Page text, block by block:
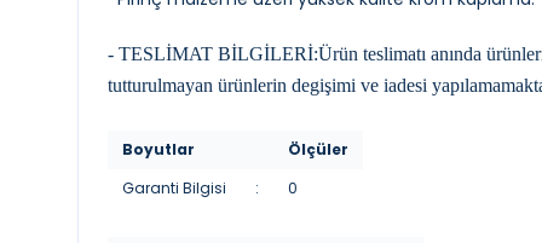
- TESLİMAT BİLGİLERİ:Ürün teslimatı anında ürünleri
tutturulmayan ürünlerin degişimi ve iadesi
Boyutlar
Ölçüler
Garanti Bilgisi
: 0